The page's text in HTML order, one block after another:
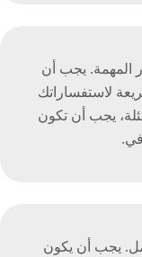
المهمة. يجب أن
لاستفساراتك
يجب أن تكون
يجب أن يكون